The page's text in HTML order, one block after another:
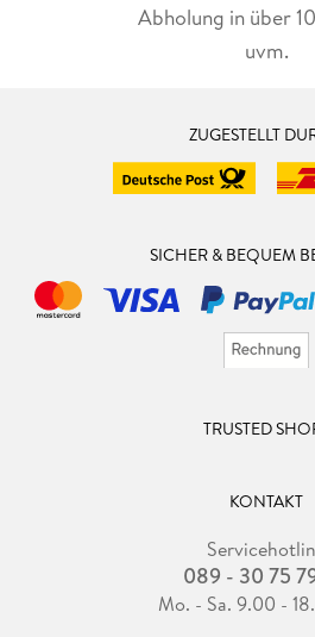
Abholung in über
uvm.
ZUGESTELLT
SICHER & BEQUEM
TRUSTED
KONTAKT
089 - 30 75
Mo. - Sa. 9.00 -